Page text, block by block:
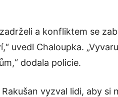
zadrželi a konfliktem se
uvedl Chaloupka.
dodala policie.
vyzval lidi, aby si